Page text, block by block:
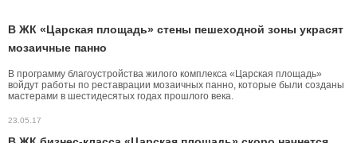
В ЖК «Царская площадь» стены пешеходной зоны украсят
мозаичные панно
В программу благоустройства жилого комплекса «Царская площадь»
войдут работы по реставрации мозаичных панно, которые были созданы
мастерами в шестидесятых годах прошлого века.
23.05.17